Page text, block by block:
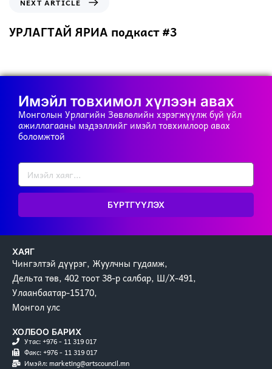
NEXT ARTICLE
УРЛАГТАЙ ЯРИА подкаст #3
Имэйл товхимол хүлээн авах
Монголын Урлагийн Зөвлөлийн хэрэгжүүлж буй үйл
ажиллагааны мэдээллийг имэйл товхимлоор авах
боломжтой
БҮРТГҮҮЛЭХ
ХАЯГ
Чингэлтэй дүүрэг, Жуулчны гудамж,
Дельта төв, 402 тоот 38-р салбар, Ш/Х-491,
Улаанбаатар-15170,
Монгол улс
ХОЛБОО БАРИХ
Утас: +976 - 11 319 017
Факс: +976 - 11 319 017
Имэйл: marketing@artscouncil.mn